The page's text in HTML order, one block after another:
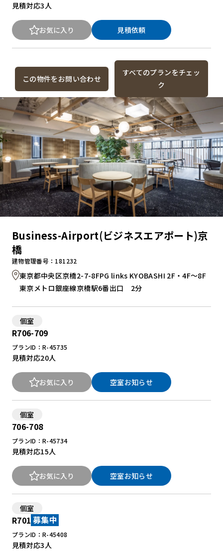
見積対応3人
お気に入り 見積依頼
この物件をお問い合わせ
すべてのプランをチェッ
ク
Business-Airport(ビジネスエアポート)京
橋
建物管理番号：181232
東京都中央区京橋2-7-8FPG links KYOBASHI 2F・4F～8F
東京メトロ銀座線京橋駅6番出口 2分
個室
R706-709
プランID：R-45735
見積対応20人
お気に入り 空室お知らせ
個室
706-708
プランID：R-45734
見積対応15人
お気に入り 空室お知らせ
個室
R701 募集中
プランID：R-45408
見積対応3人